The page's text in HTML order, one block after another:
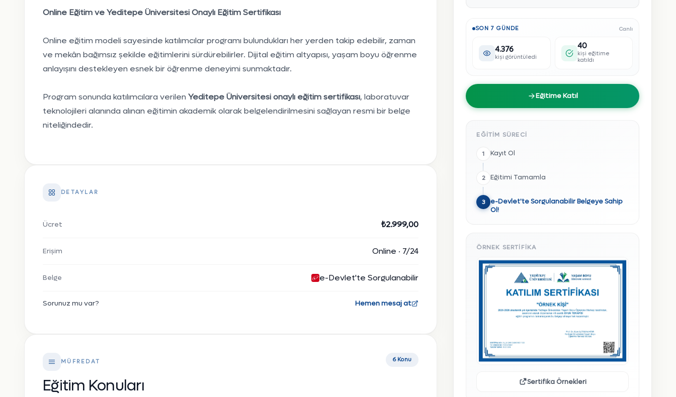
Online Eğitim ve Yeditepe Üniversitesi Onaylı Eğitim Sertifikası
Online eğitim modeli sayesinde katılımcılar programı bulundukları her yerden takip edebilir, zaman
ve mekân bağımsız şekilde eğitimlerini sürdürebilirler. Dijital eğitim altyapısı, yaşam boyu öğrenme
anlayışını destekleyen esnek bir öğrenme deneyimi sunmaktadır.
Program sonunda katılımcılara verilen Yeditepe Üniversitesi onaylı eğitim sertifikası, laboratuvar
teknolojileri alanında alınan eğitimin akademik olarak belgelendirilmesini sağlayan resmi bir belge
niteliğindedir.
DETAYLAR
Ücret ₺2.999,00
Erişim Online · 7/24
Belge e-Devlet'te Sorgulanabilir
Sorunuz mu var? Hemen mesaj at
MÜFREDAT
Eğitim Konuları
6 Konu
SON 7 GÜNDE Canlı
4.376
kişi görüntüledi
40
kişi eğitime
katıldı
Eğitime Katıl
EĞITIM SÜRECI
1 Kayıt Ol
2 Eğitimi Tamamla
3
e-Devlet'te Sorgulanabilir Belgeye Sahip
Ol!
ÖRNEK SERTIFIKA
Sertifika Örnekleri